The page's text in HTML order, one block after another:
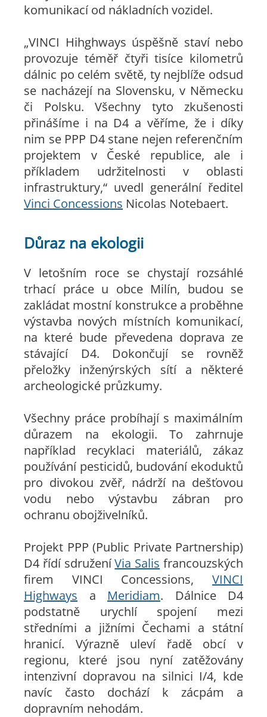
komunikací od nákladních vozidel.
„VINCI Hihghways úspěšně staví nebo
provozuje téměř čtyři tisíce kilometrů
dálnic po celém světě, ty nejblíže odsud
se nacházejí na Slovensku, v Německu
či Polsku. Všechny tyto zkušenosti
přinášíme i na D4 a věříme, že i díky
nim se PPP D4 stane nejen referenčním
projektem v České republice, ale i
příkladem udržitelnosti v oblasti
infrastruktury,“ uvedl generální ředitel
Vinci Concessions Nicolas Notebaert.
Důraz na ekologii
V letošním roce se chystají rozsáhlé
trhací práce u obce Milín, budou se
zakládat mostní konstrukce a proběhne
výstavba nových místních komunikací,
na které bude převedena doprava ze
stávající D4. Dokončují se rovněž
přeložky inženýrských sítí a některé
archeologické průzkumy.
Všechny práce probíhají s maximálním
důrazem na ekologii. To zahrnuje
například recyklaci materiálů, zákaz
používání pesticidů, budování ekoduktů
pro divokou zvěř, nádrží na dešťovou
vodu nebo výstavbu zábran pro
ochranu obojživelníků.
Projekt PPP (Public Private Partnership)
D4 řídí sdruženíVia Salis francouzských
firem VINCI Concessions, VINCI
Highways a Meridiam. Dálnice D4
podstatně urychlí spojení mezi
středními a jižními Čechami a státní
hranicí. Výrazně uleví řadě obcí v
regionu, které jsou nyní zatěžovány
intenzivní dopravou na silnici I/4, kde
navíc často dochází k zácpám a
dopravním nehodám.